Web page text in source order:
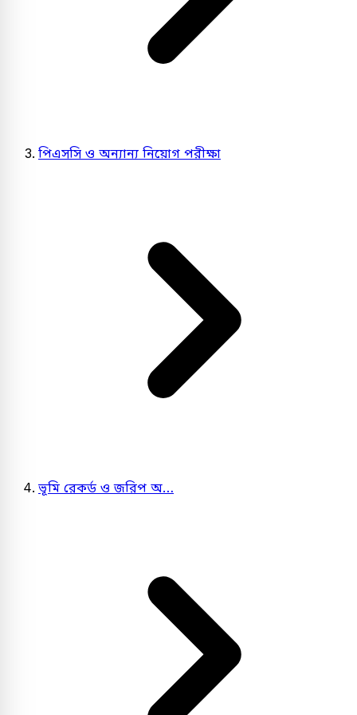
পিএসসি ও অন্যান্য নিয়োগ পরীক্ষা
ভূমি রেকর্ড ও জরিপ অ…